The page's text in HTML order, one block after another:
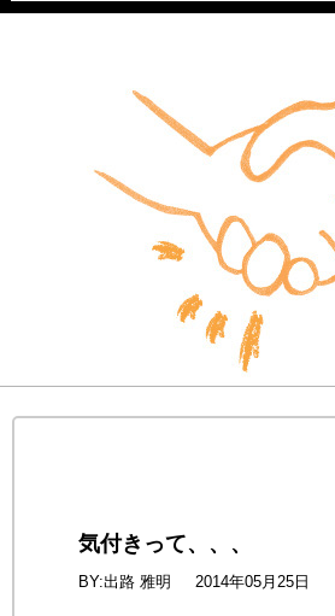
気付きって、、、
BY:出路 雅明 2014年05月25日